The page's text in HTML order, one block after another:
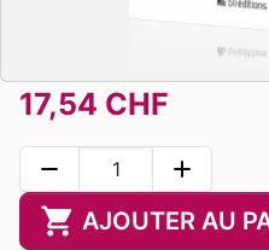
17,54 CHF
remove add
shopping_cart AJOUTER AU